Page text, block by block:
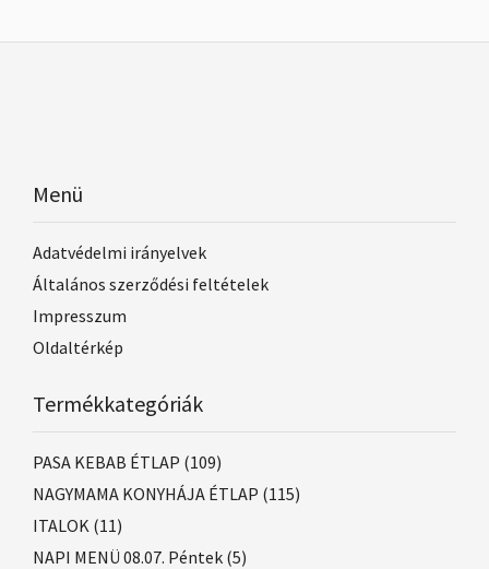
Menü
Adatvédelmi irányelvek
Általános szerződési feltételek
Impresszum
Oldaltérkép
Termékkategóriák
PASA KEBAB ÉTLAP (109)
NAGYMAMA KONYHÁJA ÉTLAP (115)
ITALOK (11)
NAPI MENÜ 08.07. Péntek (5)